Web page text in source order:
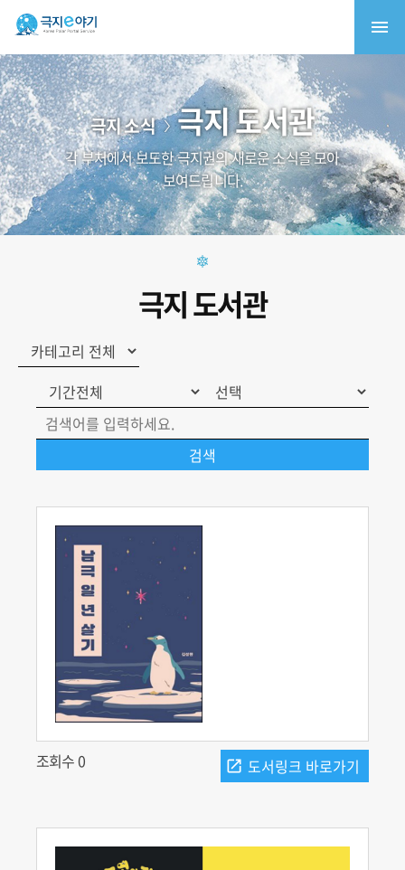
극지 소식 극지 도서관
각 부처에서 보도한 극지권의 새로운 소식을 모아
보여드립니다.
극지 도서관
조회수 0